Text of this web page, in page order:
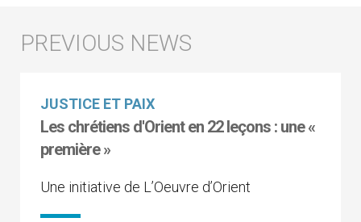
JUSTICE ET PAIX
Les chrétiens d'Orient en 22 leçons : une «
première »
Une initiative de L’Oeuvre d’Orient